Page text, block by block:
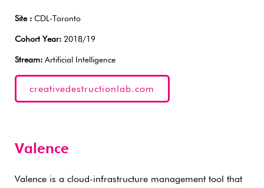
Site : CDL-Toronto
Cohort Year: 2018/19
Stream: Artificial Intelligence
creativedestructionlab.com
Valence
Valence is a cloud-infrastructure management tool that